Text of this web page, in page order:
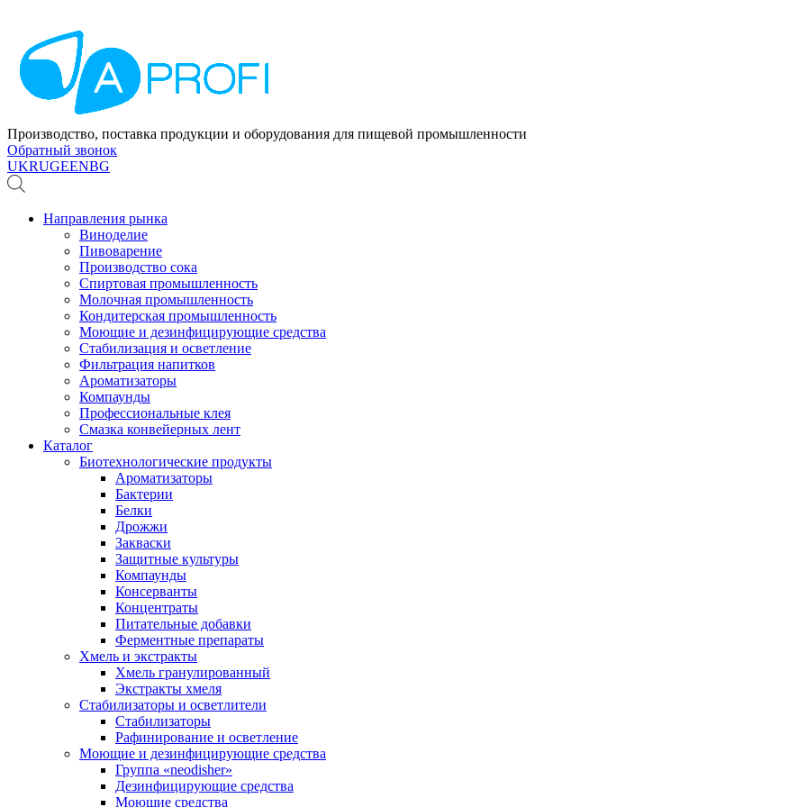
Производство, поставка продукции и оборудования для пищевой промышленности
Обратный звонок
UKRUGEENBG
Направления рынка
Виноделие
Пивоварение
Производство сока
Спиртовая промышленность
Молочная промышленность
Кондитерская промышленность
Моющие и дезинфицирующие средства
Стабилизация и осветление
Фильтрация напитков
Ароматизаторы
Компаунды
Профессиональные клея
Смазка конвейерных лент
Каталог
Биотехнологические продукты
Ароматизаторы
Бактерии
Белки
Дрожжи
Закваски
Защитные культуры
Компаунды
Консерванты
Концентраты
Питательные добавки
Ферментные препараты
Хмель и экстракты
Хмель гранулированный
Экстракты хмеля
Cтабилизаторы и осветлители
Стабилизаторы
Рафинирование и осветление
Моющие и дезинфицирующие средства
Группа «neodisher»
Дезинфицирующие средства
Моющие средства